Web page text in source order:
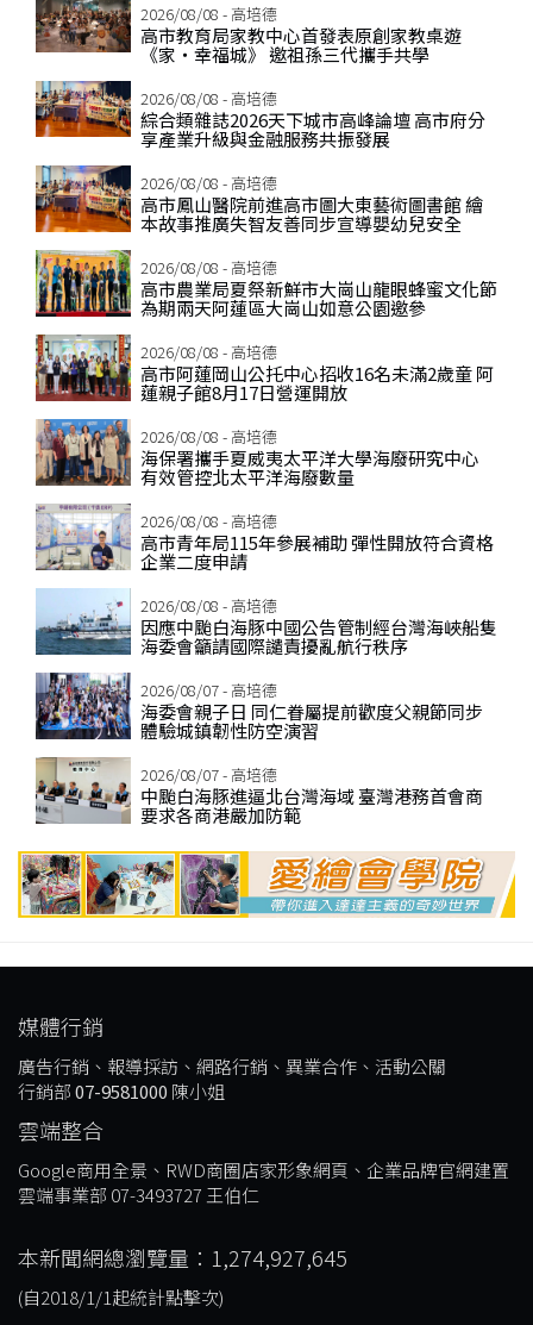
2026/08/08 - 高培德
高市教育局家教中心首發表原創家教桌遊
《家‧幸福城》 邀祖孫三代攜手共學
2026/08/08 - 高培德
綜合類雜誌2026天下城市高峰論壇 高市府分
享產業升級與金融服務共振發展
2026/08/08 - 高培德
高市鳳山醫院前進高市圖大東藝術圖書館 繪
本故事推廣失智友善同步宣導嬰幼兒安全
2026/08/08 - 高培德
高市農業局夏祭新鮮市大崗山龍眼蜂蜜文化節
為期兩天阿蓮區大崗山如意公園邀參
2026/08/08 - 高培德
高市阿蓮岡山公托中心招收16名未滿2歲童 阿
蓮親子館8月17日營運開放
2026/08/08 - 高培德
海保署攜手夏威夷太平洋大學海廢研究中心
有效管控北太平洋海廢數量
2026/08/08 - 高培德
高市青年局115年參展補助 彈性開放符合資格
企業二度申請
2026/08/08 - 高培德
因應中颱白海豚中國公告管制經台灣海峽船隻
海委會籲請國際譴責擾亂航行秩序
2026/08/07 - 高培德
海委會親子日 同仁眷屬提前歡度父親節同步
體驗城鎮韌性防空演習
2026/08/07 - 高培德
中颱白海豚進逼北台灣海域 臺灣港務首會商
要求各商港嚴加防範
媒體行銷
廣告行銷、報導採訪、網路行銷、異業合作、活動公關
行銷部07-9581000 陳小姐
雲端整合
Google商用全景、RWD商圈店家形象網頁、企業品牌官網建置
雲端事業部 07-3493727 王伯仁
本新聞網總瀏覽量：1,274,927,645
(自2018/1/1起統計點擊次)